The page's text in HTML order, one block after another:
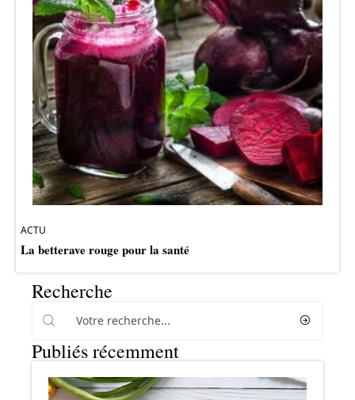
ACTU
La betterave rouge pour la santé
Recherche
Publiés récemment